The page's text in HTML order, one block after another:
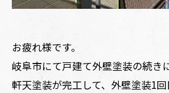
お疲れ様です。
岐阜市にて戸建て外壁塗装の続き
軒天塗装が完工して、外壁塗装1